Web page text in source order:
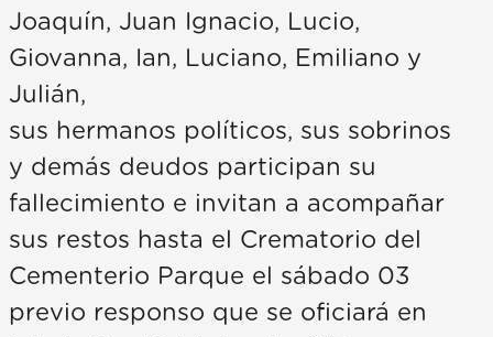
Joaquín, Juan Ignacio, Lucio,
Giovanna, Ian, Luciano, Emiliano y
Julián,
sus hermanos políticos, sus sobrinos
y demás deudos participan su
fallecimiento e invitan a acompañar
sus restos hasta el Crematorio del
Cementerio Parque el sábado 03
previo responso que se oficiará en